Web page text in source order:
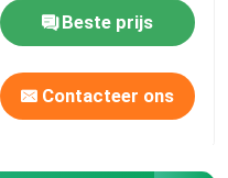
Beste prijs
Contacteer ons